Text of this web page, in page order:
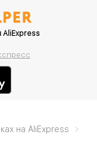
AliExpress
на AliExpress